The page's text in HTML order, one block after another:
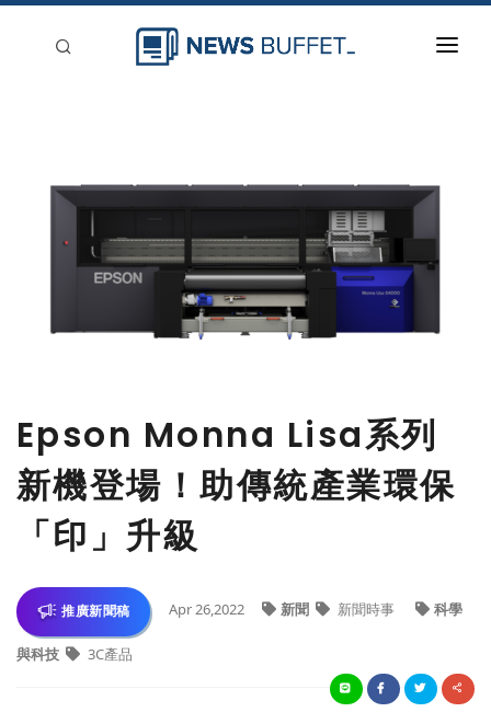
登入
刊登
Epson Monna Lisa系列
新機登場！助傳統產業環保
「印」升級
推廣新聞稿 Apr 26,2022 新聞 新聞時事 科學
與科技 3C產品